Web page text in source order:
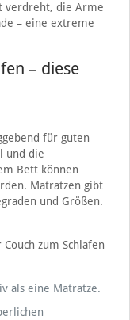
verdreht, die Arme
– eine extreme
– diese
für guten
und die
Bett können
Matratzen gibt
und Größen.
zum Schlafen
als eine Matratze.